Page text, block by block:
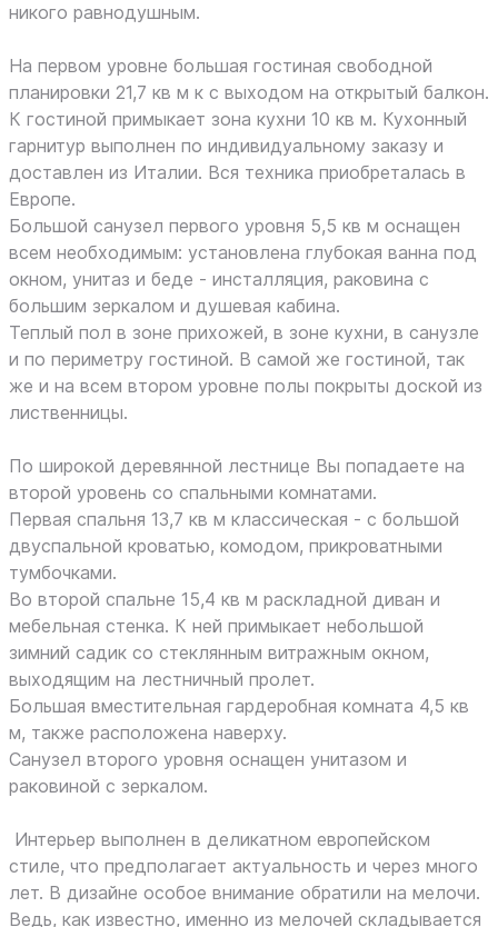
никого равнодушным.
На первом уровне большая гостиная свободной
планировки 21,7 кв м к с выходом на открытый балкон.
К гостиной примыкает зона кухни 10 кв м. Кухонный
гарнитур выполнен по индивидуальному заказу и
доставлен из Италии. Вся техника приобреталась в
Европе.
Большой санузел первого уровня 5,5 кв м оснащен
всем необходимым: установлена глубокая ванна под
окном, унитаз и беде - инсталляция, раковина с
большим зеркалом и душевая кабина.
Теплый пол в зоне прихожей, в зоне кухни, в санузле
и по периметру гостиной. В самой же гостиной, так
же и на всем втором уровне полы покрыты доской из
лиственницы.
По широкой деревянной лестнице Вы попадаете на
второй уровень со спальными комнатами.
Первая спальня 13,7 кв м классическая - с большой
двуспальной кроватью, комодом, прикроватными
тумбочками.
Во второй спальне 15,4 кв м раскладной диван и
мебельная стенка. К ней примыкает небольшой
зимний садик со стеклянным витражным окном,
выходящим на лестничный пролет.
Большая вместительная гардеробная комната 4,5 кв
м, также расположена наверху.
Санузел второго уровня оснащен унитазом и
раковиной с зеркалом.
Интерьер выполнен в деликатном европейском
стиле, что предполагает актуальность и через много
лет. В дизайне особое внимание обратили на мелочи.
Ведь, как известно, именно из мелочей складывается